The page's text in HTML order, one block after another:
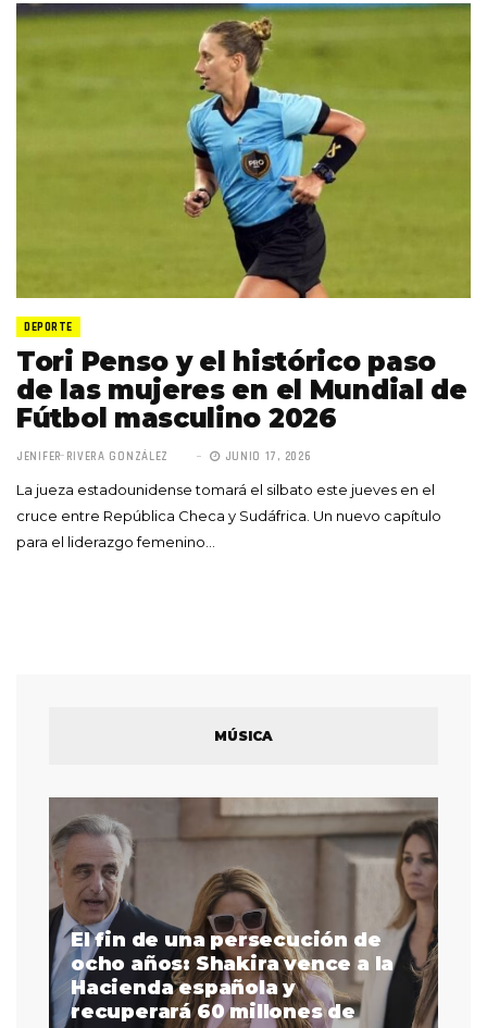
DEPORTE
Tori Penso y el histórico paso
de las mujeres en el Mundial de
Fútbol masculino 2026
JENIFER RIVERA GONZÁLEZ JUNIO 17, 2026
La jueza estadounidense tomará el silbato este jueves en el
cruce entre República Checa y Sudáfrica. Un nuevo capítulo
para el liderazgo femenino…
MÚSICA
El fin de una persecución de
ocho años: Shakira vence a la
Hacienda española y
recuperará 60 millones de